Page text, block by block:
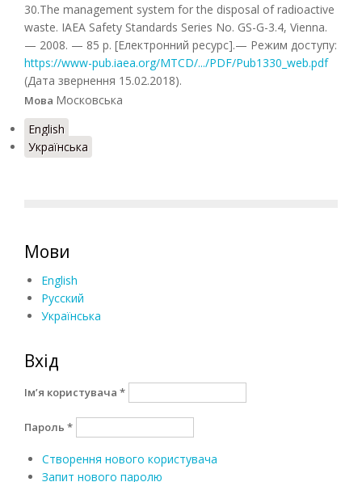
30.The management system for the disposal of radioactive
waste. IAEA Safety Standards Series No. GS-G-3.4, Vienna.
— 2008. — 85 p. [Електронний ресурс].— Режим доступу:
https://www-pub.iaea.org/MTCD/.../PDF/Pub1330_web.pdf
(Дата звернення 15.02.2018).
Мова Московська
English
Українська
Мови
English
Русский
Українська
Вхід
Ім’я користувача *
Пароль *
Створення нового користувача
Запит нового паролю